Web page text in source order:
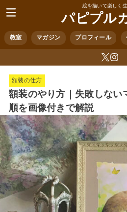
絵を描いて楽しく
パピプル
教室 マガジン プロフィール
額装の仕方
額装のやり方｜失敗しない
順を画像付きで解説